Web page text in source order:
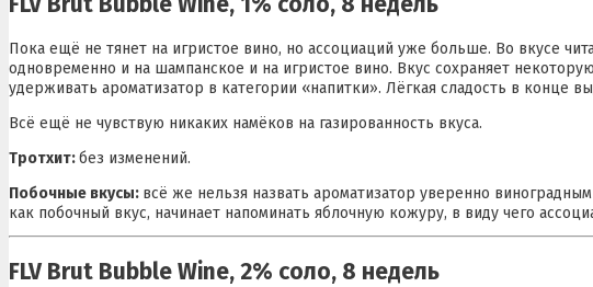
Пока ещё не тянет на игристое вино, но ассоциаций уже больше. Во вкусе
одновременно и на шампанское и на игристое вино. Вкус сохраняет
удерживать ароматизатор в категории «напитки». Лёгкая сладость в конце
Всё ещё не чувствую никаких намёков на газированность вкуса.
Тротхит:без изменений.
Побочные вкусы: всё же нельзя назвать ароматизатор уверенно
как побочный вкус, начинает напоминать яблочную кожуру, в виду чего
FLV Brut Bubble Wine, 2% соло, 8 недель